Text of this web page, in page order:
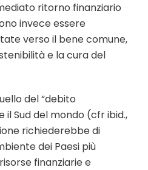
ritorno finanziario
invece essere
verso il bene comune,
e la cura del
del “debito
il Sud del mondo (cfr ibid.,
richiederebbe di
dei Paesi più
finanziarie e